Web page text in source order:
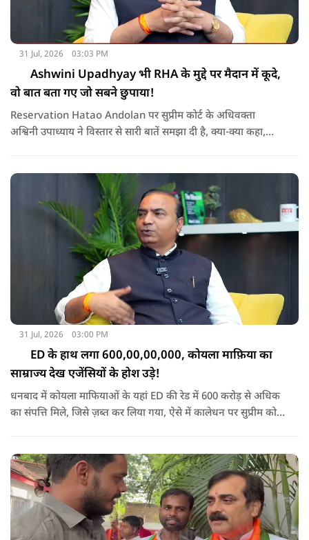
31 Jul, 2026 03:03 PM
Ashwini Upadhyay भी RHA के मुद्दे पर मैदान में कूदे,
वो बात बता गए जो सबने छुपाया!
Reservation Hatao Andolan पर सुप्रीम कोर्ट के अधिवक्ता
अश्विनी उपाध्याय ने विस्तार से सारी बातें समझा दी है, क्या-क्या कहा,
31 Jul, 2026 03:00 PM
ED के हाथ लगा 600,00,00,000, कोयला माफ़िया का
साम्राज्य देख एजेंसियों के होश उड़े!
धनबाद में कोयला माफियाओं के यहां ED की रेड में 600 करोड़ से अधिक
का संपत्ति मिले, जिसे ज़ब्त कर लिया गया, ऐसे में कालेधन पर सुप्रीम कोर्ट